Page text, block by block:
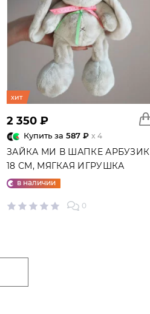
хит
2 350 ₽
Купить за 587 ₽ x 4
ЗАЙКА МИ В ШАПКЕ АРБУЗИК
18 СМ, МЯГКАЯ ИГРУШКА
в наличии
0